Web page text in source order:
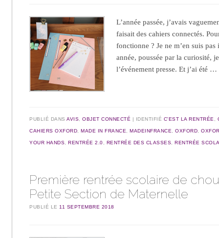
L’année passée, j’avais
faisait des cahiers connectés.
fonctionne ? Je ne m’en suis pas
année, poussée par la curiosité,
l’événement presse. Et j’ai été …
PUBLIÉ DANSAVIS,OBJET CONNECTÉ IDENTIFIÉ C'EST LA RENTRÉE,
CAHIERS OXFORD,MADE IN FRANCE,MADEINFRANCE,OXFORD,
YOUR HANDS,RENTRÉE 2.0, RENTRÉE DES CLASSES,RENTRÉE
Première rentrée scolaire de
Petite Section de Maternelle
PUBLIÉ LE 11 SEPTEMBRE 2018